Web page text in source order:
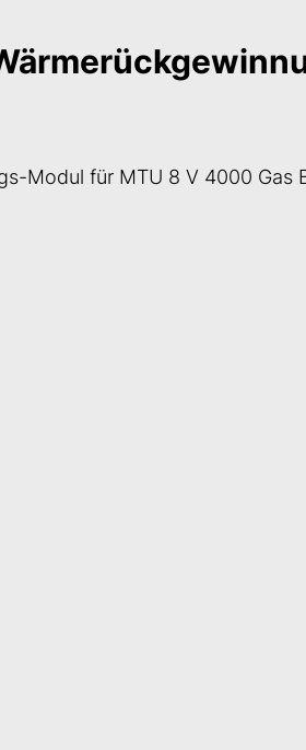
Modul für MTU 8 V 4000 Gas